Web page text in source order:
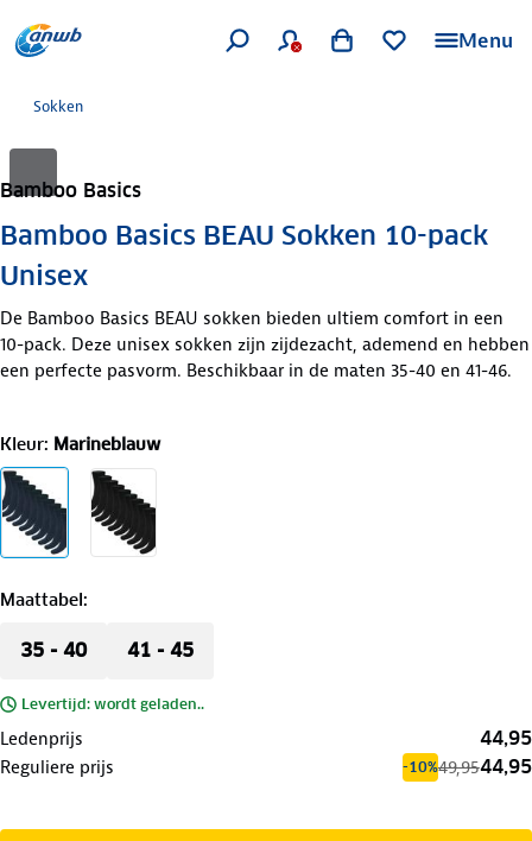
Menu
Sokken
Bamboo Basics
Bamboo Basics BEAU Sokken 10-pack
Unisex
De Bamboo Basics BEAU sokken bieden ultiem comfort in een
10-pack. Deze unisex sokken zijn zijdezacht, ademend en hebben
een perfecte pasvorm. Beschikbaar in de maten 35-40 en 41-46.
Kleur: Marineblauw
Maattabel:
35 - 40 41 - 45
Levertijd: wordt geladen..
Ledenprijs 44,95
Reguliere prijs -10%49,9544,95